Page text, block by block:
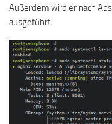
Außerdem wird er nach
ausgeführt.